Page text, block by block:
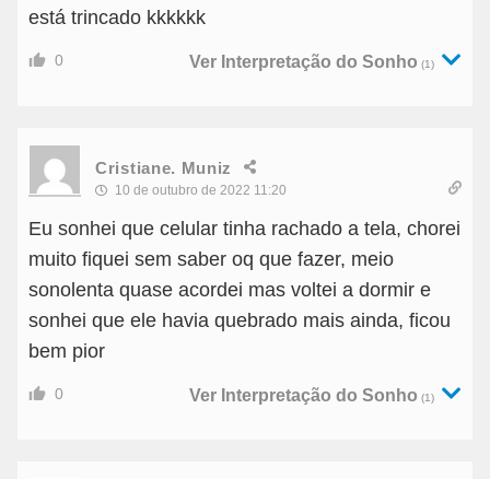
está trincado kkkkkk
0 Ver Interpretação do Sonho (1)
Cristiane. Muniz
10 de outubro de 2022 11:20
Eu sonhei que celular tinha rachado a tela, chorei
muito fiquei sem saber oq que fazer, meio
sonolenta quase acordei mas voltei a dormir e
sonhei que ele havia quebrado mais ainda, ficou
bem pior
0 Ver Interpretação do Sonho (1)